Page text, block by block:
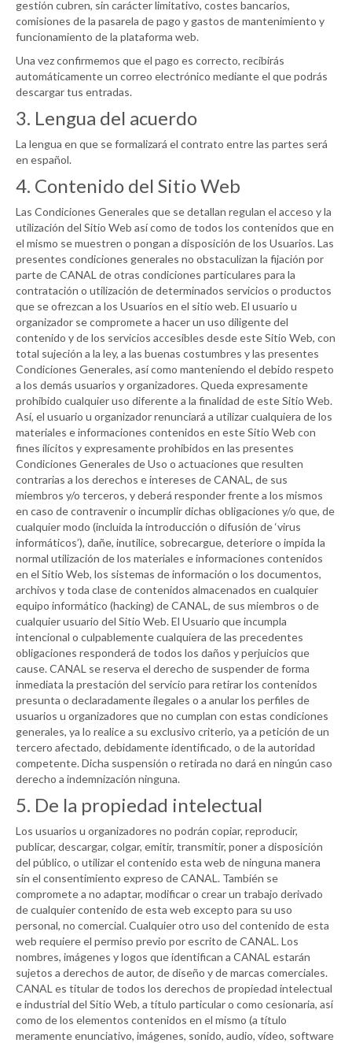
gestión cubren, sin carácter limitativo, costes bancarios,
comisiones de la pasarela de pago y gastos de mantenimiento y
funcionamiento de la plataforma web.
Una vez confirmemos que el pago es correcto, recibirás
automáticamente un correo electrónico mediante el que podrás
descargar tus entradas.
3. Lengua del acuerdo
La lengua en que se formalizará el contrato entre las partes será
en español.
4. Contenido del Sitio Web
Las Condiciones Generales que se detallan regulan el acceso y la
utilización del Sitio Web así como de todos los contenidos que en
el mismo se muestren o pongan a disposición de los Usuarios. Las
presentes condiciones generales no obstaculizan la fijación por
parte deCANAL de otras condiciones particulares para la
contratación o utilización de determinados servicios o productos
que se ofrezcan a los Usuarios en el sitio web. El usuario u
organizador se compromete a hacer un uso diligente del
contenido y de los servicios accesibles desde este Sitio Web, con
total sujeción a la ley, a las buenas costumbres y las presentes
Condiciones Generales, así como manteniendo el debido respeto
a los demás usuarios y organizadores. Queda expresamente
prohibido cualquier uso diferente a la finalidad de este Sitio Web.
Así, el usuario u organizador renunciará a utilizar cualquiera de los
materiales e informaciones contenidos en este Sitio Web con
fines ilícitos y expresamente prohibidos en las presentes
Condiciones Generales de Uso o actuaciones que resulten
contrarias a los derechos e intereses deCANAL , de sus
miembros y/o terceros, y deberá responder frente a los mismos
en caso de contravenir o incumplir dichas obligaciones y/o que, de
cualquier modo (incluida la introducción o difusión de ‘virus
informáticos’), dañe, inutilice, sobrecargue, deteriore o impida la
normal utilización de los materiales e informaciones contenidos
en el Sitio Web, los sistemas de información o los documentos,
archivos y toda clase de contenidos almacenados en cualquier
equipo informático (hacking) deCANAL , de sus miembros o de
cualquier usuario del Sitio Web. El Usuario que incumpla
intencional o culpablemente cualquiera de las precedentes
obligaciones responderá de todos los daños y perjuicios que
cause.CANAL se reserva el derecho de suspender de forma
inmediata la prestación del servicio para retirar los contenidos
presunta o declaradamente ilegales o a anular los perfiles de
usuarios u organizadores que no cumplan con estas condiciones
generales, ya lo realice a su exclusivo criterio, ya a petición de un
tercero afectado, debidamente identificado, o de la autoridad
competente. Dicha suspensión o retirada no dará en ningún caso
derecho a indemnización ninguna.
5. De la propiedad intelectual
Los usuarios u organizadores no podrán copiar, reproducir,
publicar, descargar, colgar, emitir, transmitir, poner a disposición
del público, o utilizar el contenido esta web de ninguna manera
sin el consentimiento expreso deCANAL . También se
compromete a no adaptar, modificar o crear un trabajo derivado
de cualquier contenido de esta web excepto para su uso
personal, no comercial. Cualquier otro uso del contenido de esta
web requiere el permiso previo por escrito deCANAL . Los
nombres, imágenes y logos que identifican a CANAL estarán
sujetos a derechos de autor, de diseño y de marcas comerciales.
CANAL es titular de todos los derechos de propiedad intelectual
e industrial del Sitio Web, a título particular o como cesionaria, así
como de los elementos contenidos en el mismo (a título
meramente enunciativo, imágenes, sonido, audio, vídeo, software